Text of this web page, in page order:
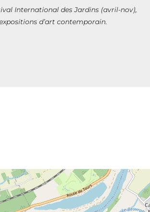
International des Jardins (avril-nov),
d’art contemporain.